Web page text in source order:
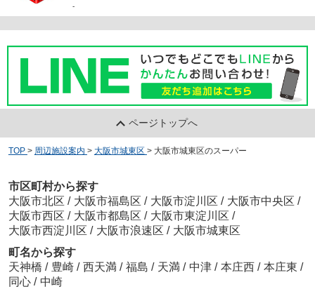
-
ページトップへ
TOP > 周辺施設案内 > 大阪市城東区 > 大阪市城東区のスーパー
市区町村から探す
大阪市北区 / 大阪市福島区 / 大阪市淀川区 / 大阪市中央区 /
大阪市西区 / 大阪市都島区 / 大阪市東淀川区 /
大阪市西淀川区 / 大阪市浪速区 / 大阪市城東区
町名から探す
天神橋 / 豊崎 / 西天満 / 福島 / 天満 / 中津 / 本庄西 / 本庄東 /
同心 / 中崎